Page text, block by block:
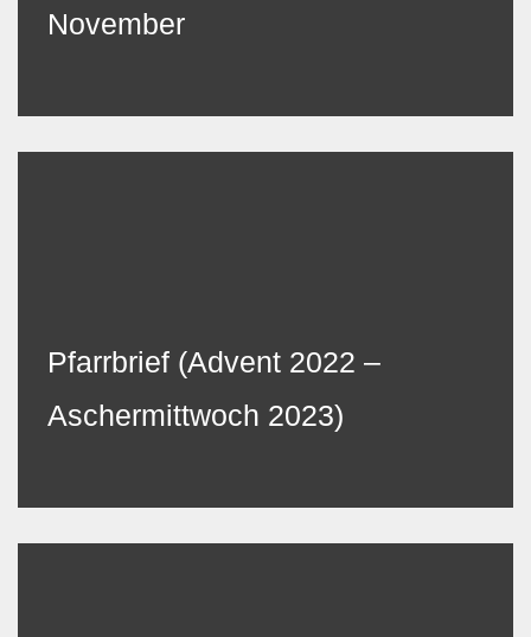
November
Pfarrbrief (Advent 2022 –
Aschermittwoch 2023)